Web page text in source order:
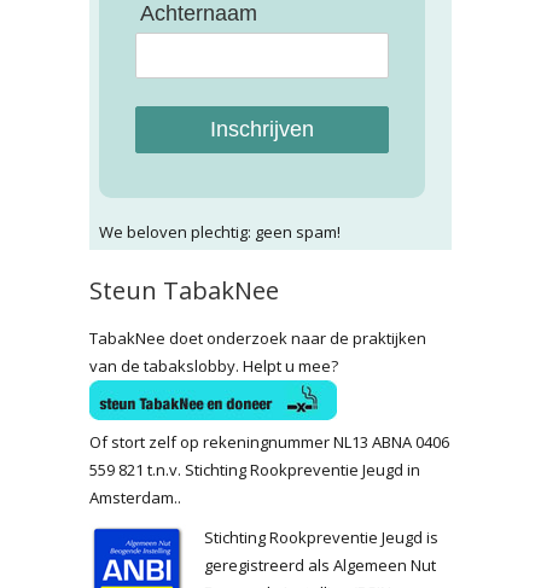
Achternaam
Inschrijven
We beloven plechtig: geen spam!
Steun TabakNee
TabakNee doet onderzoek naar de praktijken
van de tabakslobby. Helpt u mee?
Of stort zelf op rekeningnummer NL13 ABNA 0406
559 821 t.n.v. Stichting Rookpreventie Jeugd in
Amsterdam..
Stichting Rookpreventie Jeugd is
geregistreerd als Algemeen Nut